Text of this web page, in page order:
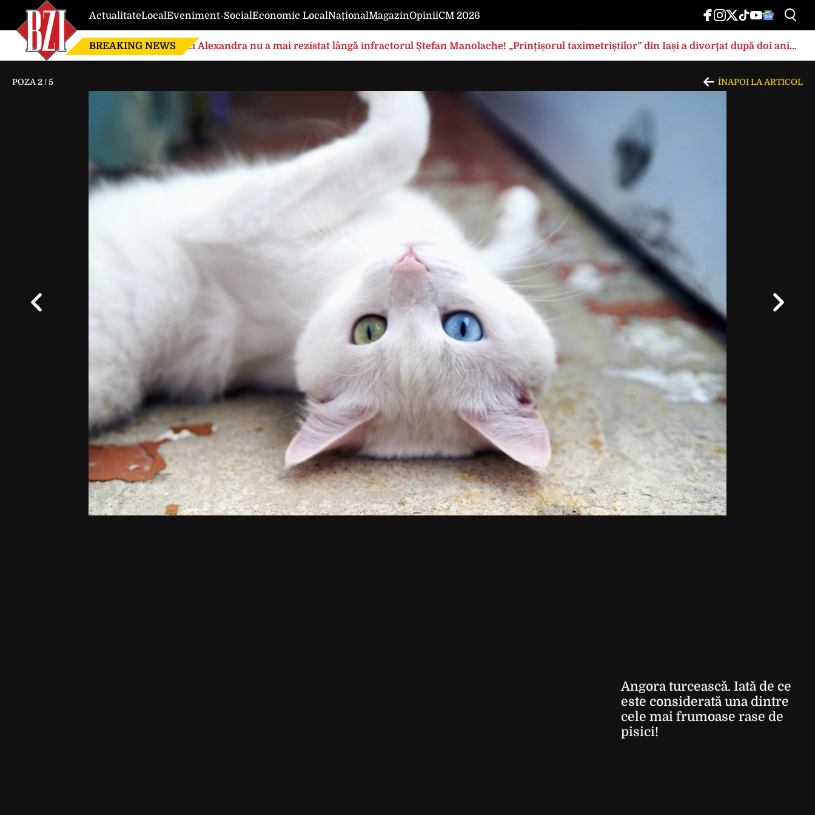
ActualitateLocalEveniment-SocialEconomic LocalNaționalMagazinOpiniiCM 2026
BREAKING NEWS Nici Alexandra nu a mai rezistat lângă infractorul Ștefan Manolache! „Prințișorul taximetriștilor” din Iași a divorţat după doi ani
de căsnicie
POZA 2 /5 ÎNAPOI LA ARTICOL
Angora turcească. Iată de ce
este considerată una dintre
cele mai frumoase rase de
pisici!